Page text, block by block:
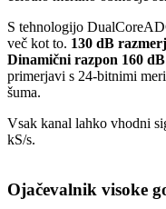
S tehnologijo
več kot to. 130 dB
Dinamični razpon 160 dB
primerjavi s 24-bitnimi
šuma.
Vsak kanal lahko vhodni
kS/s.
Ojačevalnik visoke